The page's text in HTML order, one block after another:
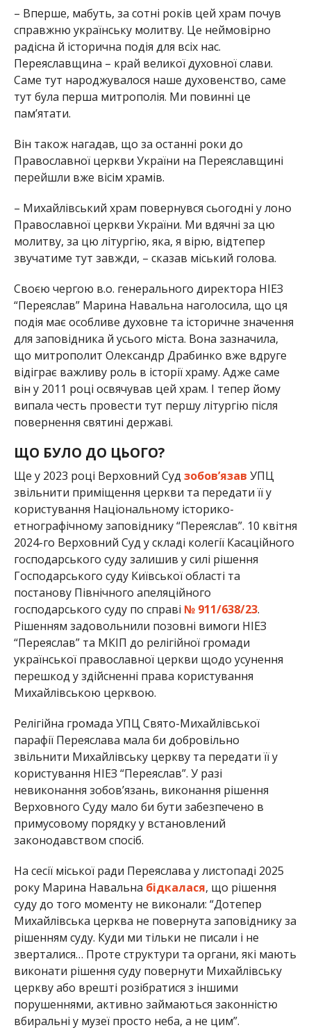
– Вперше, мабуть, за сотні років цей храм почув
справжню українську молитву. Це неймовірно
радісна й історична подія для всіх нас.
Переяславщина – край великої духовної слави.
Саме тут народжувалося наше духовенство, саме
тут була перша митрополія. Ми повинні це
пам’ятати.
Він також нагадав, що за останні роки до
Православної церкви України на Переяславщині
перейшли вже вісім храмів.
– Михайлівський храм повернувся сьогодні у лоно
Православної церкви України. Ми вдячні за цю
молитву, за цю літургію, яка, я вірю, відтепер
звучатиме тут завжди, – сказав міський голова.
Своєю чергою в.о. генерального директора НІЕЗ
“Переяслав” Марина Навальна наголосила, що ця
подія має особливе духовне та історичне значення
для заповідника й усього міста. Вона зазначила,
що митрополит Олександр Драбинко вже вдруге
відіграє важливу роль в історії храму. Адже саме
він у 2011 році освячував цей храм. І тепер йому
випала честь провести тут першу літургію після
повернення святині державі.
ЩО БУЛО ДО ЦЬОГО?
Ще у 2023 році Верховний Суд зобов’язав УПЦ
звільнити приміщення церкви та передати її у
користування Національному історико-
етнографічному заповіднику “Переяслав”. 10 квітня
2024-го Верховний Суд у складі колегії Касаційного
господарського суду залишив у силі рішення
Господарського суду Київської області та
постанову Північного апеляційного
господарського суду по справі № 911/638/23.
Рішенням задовольнили позовні вимоги НІЕЗ
“Переяслав” та МКІП до релігійної громади
української православної церкви щодо усунення
перешкод у здійсненні права користування
Михайлівською церквою.
Релігійна громада УПЦ Свято-Михайлівської
парафії Переяслава мала би добровільно
звільнити Михайлівську церкву та передати її у
користування НІЕЗ “Переяслав”. У разі
невиконання зобов’язань, виконання рішення
Верховного Суду мало би бути забезпечено в
примусовому порядку у встановлений
законодавством спосіб.
На сесії міської ради Переяслава у листопаді 2025
року Марина Навальна бідкалася, що рішення
суду до того моменту не виконали: “Дотепер
Михайлівська церква не повернута заповіднику за
рішенням суду. Куди ми тільки не писали і не
зверталися… Проте структури та органи, які мають
виконати рішення суду повернути Михайлівську
церкву або врешті розібратися з іншими
порушеннями, активно займаються законністю
вбиральні у музеї просто неба, а не цим”.